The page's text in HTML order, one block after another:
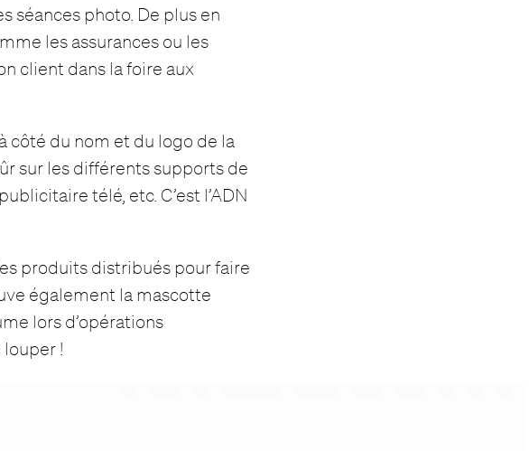
séances photo. De plus en
les assurances ou les
client dans la foire aux
du nom et du logo de la
sur les différents supports de
télé, etc. C’est l’ADN
produits distribués pour faire
également la mascotte
lors d’opérations
!